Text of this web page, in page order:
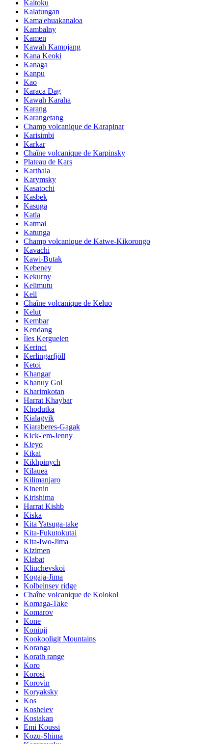
Kaitoku
Kalatungan
Kama'ehuakanaloa
Kambalny
Kamen
Kawah Kamojang
Kana Keoki
Kanaga
Kanpu
Kao
Karaca Dag
Kawah Karaha
Karang
Karangetang
Champ volcanique de Karapinar
Karisimbi
Karkar
Chaîne volcanique de Karpinsky
Plateau de Kars
Karthala
Karymsky
Kasatochi
Kasbek
Kasuga
Katla
Katmai
Katunga
Champ volcanique de Katwe-Kikorongo
Kavachi
Kawi-Butak
Kebeney
Kekurny
Kelimutu
Kell
Chaîne volcanique de Keluo
Kelut
Kembar
Kendang
Îles Kerguelen
Kerinci
Kerlingarfjöll
Ketoi
Khangar
Khanuy Gol
Kharimkotan
Harrat Khaybar
Khodutka
Kialagvik
Kiaraberes-Gagak
Kick-'em-Jenny
Kieyo
Kikai
Kikhpinych
Kilauea
Kilimanjaro
Kinenin
Kirishima
Harrat Kishb
Kiska
Kita Yatsuga-take
Kita-Fukutokutai
Kita-Iwo-Jima
Kizimen
Klabat
Kliuchevskoi
Kogaja-Jima
Kolbeinsey ridge
Chaîne volcanique de Kolokol
Komaga-Take
Komarov
Kone
Koniuji
Kookooligit Mountains
Koranga
Korath range
Koro
Korosi
Korovin
Koryaksky
Kos
Koshelev
Kostakan
Emi Koussi
Kozu-Shima